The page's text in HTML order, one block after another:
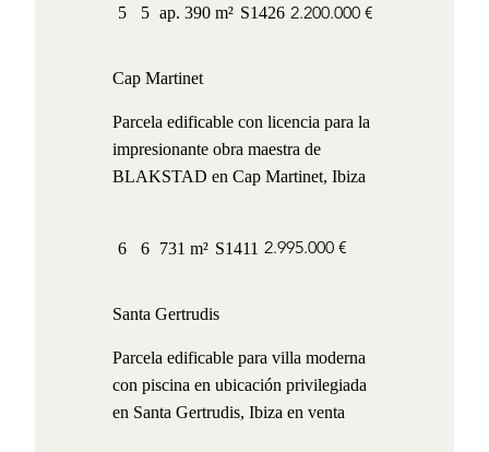
5 5 ap. 390 m² S1426 2.200.000 €
Cap Martinet
Parcela edificable con licencia para la
impresionante obra maestra de
BLAKSTAD en Cap Martinet, Ibiza
6 6 731 m² S1411 2.995.000 €
Santa Gertrudis
Parcela edificable para villa moderna
con piscina en ubicación privilegiada
en Santa Gertrudis, Ibiza en venta